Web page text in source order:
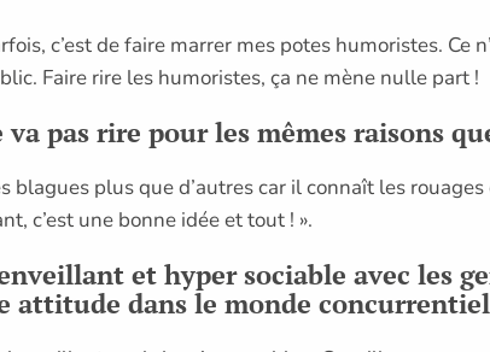
c’est de faire marrer mes potes humoristes. Ce
Faire rire les humoristes, ça ne mène nulle part !
va pas rire pour les mêmes raisons
blagues plus que d’autres car il connaît les
c’est une bonne idée et tout ! ».
et hyper sociable avec les
attitude dans le monde